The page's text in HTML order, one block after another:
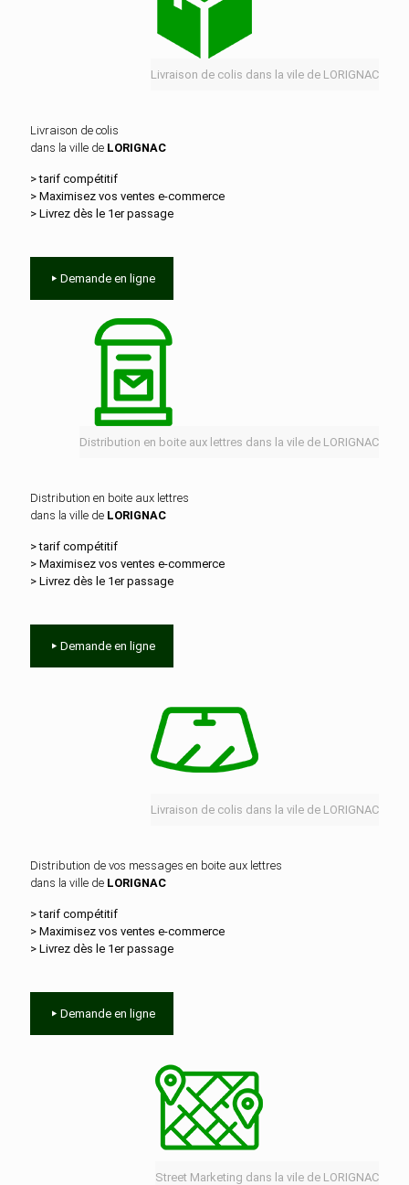
Livraison de colis dans la vile de LORIGNAC
Livraison de colis
dans la ville de LORIGNAC
> tarif compétitif
> Maximisez vos ventes e‑commerce
> Livrez dès le 1er passage
Demande en ligne
Distribution en boite aux lettres dans la vile de LORIGNAC
Distribution en boite aux lettres
dans la ville de LORIGNAC
> tarif compétitif
> Maximisez vos ventes e‑commerce
> Livrez dès le 1er passage
Demande en ligne
Livraison de colis dans la vile de LORIGNAC
Distribution de vos messages en boite aux lettres
dans la ville de LORIGNAC
> tarif compétitif
> Maximisez vos ventes e‑commerce
> Livrez dès le 1er passage
Demande en ligne
Street Marketing dans la vile de LORIGNAC